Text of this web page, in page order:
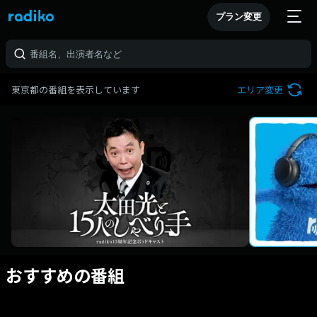
プラン変更
東京都の番組を表示しています エリア変更
おすすめの番組